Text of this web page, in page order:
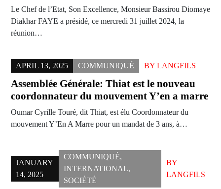
Le Chef de l’Etat, Son Excellence, Monsieur Bassirou Diomaye
Diakhar FAYE a présidé, ce mercredi 31 juillet 2024, la
réunion…
APRIL 13, 2025 COMMUNIQUÉ BY LANGFILS
Assemblée Générale: Thiat est le nouveau
coordonnateur du mouvement Y’en a marre
Oumar Cyrille Touré, dit Thiat, est élu Coordonnateur du
mouvement Y’En A Marre pour un mandat de 3 ans, à…
JANUARY
14, 2025
COMMUNIQUÉ,
INTERNATIONAL,
SOCIÉTÉ
BY
LANGFILS